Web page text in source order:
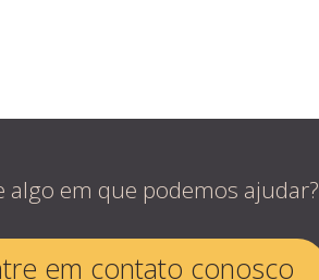
algo em que podemos ajudar?
em contato conosco